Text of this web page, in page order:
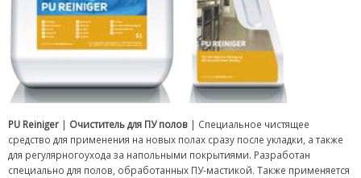
PU Reiniger | Очиститель для ПУ полов | Специальное чистящее
средство для применения на новых полах сразу после укладки, а также
для регулярногоухода за напольными покрытиями. Разработан
специально для полов, обработанных ПУ-мастикой. Также применяется